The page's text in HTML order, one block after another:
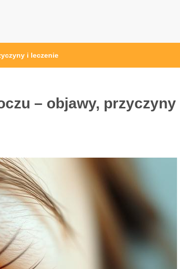
i leczenie
– objawy, przyczyny